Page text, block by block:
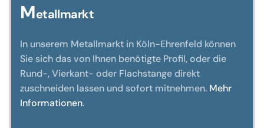
Metallmarkt
In unserem Metallmarkt in Köln-Ehrenfeld können
Sie sich das von Ihnen benötigte Profil, oder die
Rund-, Vierkant- oder Flachstange direkt
zuschneiden lassen und sofort mitnehmen. Mehr
Informationen.